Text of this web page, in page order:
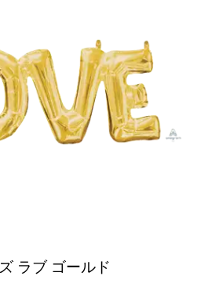
ラブ ゴールド